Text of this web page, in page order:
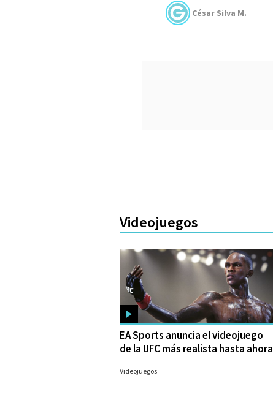
César Silva M.
Videojuegos
EA Sports anuncia el videojuego
de la UFC más realista hasta ahora
Videojuegos